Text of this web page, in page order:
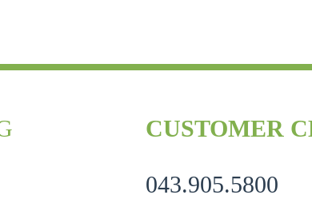
CUSTOMER
043.905.5800